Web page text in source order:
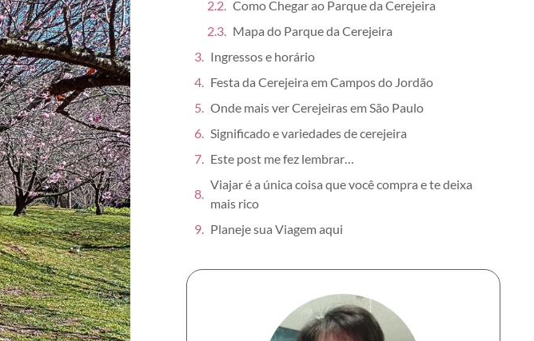
Como Chegar ao Parque da Cerejeira
Mapa do Parque da Cerejeira
Ingressos e horário
Festa da Cerejeira em Campos do Jordão
Onde mais ver Cerejeiras em São Paulo
Significado e variedades de cerejeira
Este post me fez lembrar…
Viajar é a única coisa que você compra e te deixa
mais rico
Planeje sua Viagem aqui